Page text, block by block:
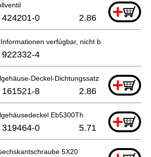
+
424201-0 2.86
verfügbar, nicht bestellbar
922332-4
Deckel-Dichtungssatz Eb5300Th
+
161521-8 2.86
Eb5300Th +
319464-0 5.71
5X20